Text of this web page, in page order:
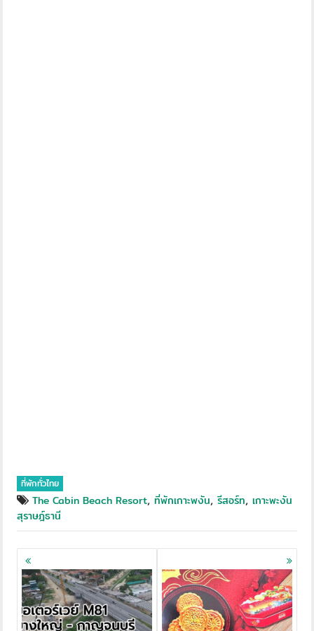
ที่พักทั่วไทย
The Cabin Beach Resort,ที่พักเกาะพงัน,รีสอร์ท,เกาะพะงัน
สุราษฎ์ธานี
Posts
navigation